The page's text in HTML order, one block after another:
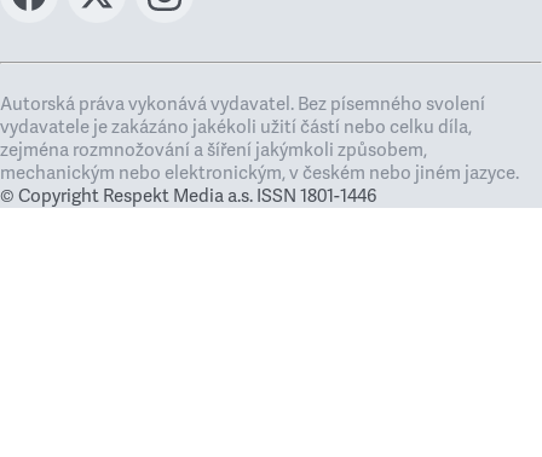
Autorská práva vykonává vydavatel. Bez písemného svolení
vydavatele je zakázáno jakékoli užití částí nebo celku díla,
zejména rozmnožování a šíření jakýmkoli způsobem,
mechanickým nebo elektronickým, v českém nebo jiném jazyce.
© Copyright Respekt Media a.s. ISSN 1801-1446